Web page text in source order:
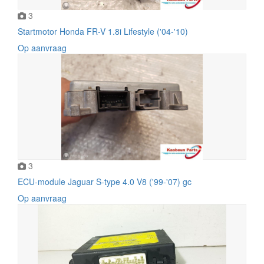
3
Startmotor Honda FR-V 1.8i Lifestyle ('04-'10)
Op aanvraag
3
ECU-module Jaguar S-type 4.0 V8 ('99-'07) gc
Op aanvraag